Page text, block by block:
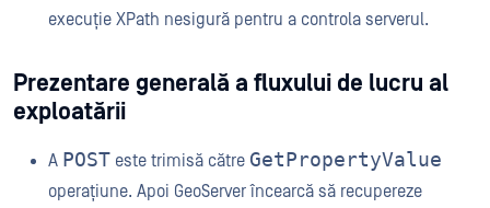
execuție XPath nesigură pentru a controla serverul.
Prezentare generală a fluxului de lucru al
exploatării
A POST este trimisă către GetPropertyValue
operațiune. Apoi GeoServer încearcă să recupereze